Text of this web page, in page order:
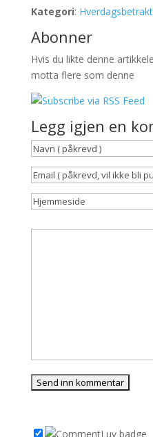
Kategori:
Abonner
Hvis du likte denne
motta flere som denne
Legg igjen en